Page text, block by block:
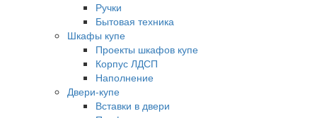
Ручки
Бытовая техника
Шкафы купе
Проекты шкафов купе
Корпус ЛДСП
Наполнение
Двери-купе
Вставки в двери